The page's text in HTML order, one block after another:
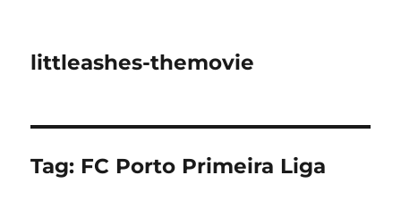
littleashes-themovie
Tag: FC Porto Primeira Liga